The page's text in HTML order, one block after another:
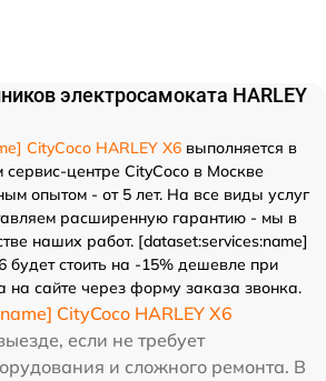
электросамоката HARLEY
CityCoco HARLEY X6 выполняется в
центре CityCoco в Москве
опытом - от 5 лет. На все виды услуг
расширенную гарантию - мы в
наших работ. [dataset:services:name]
будет стоить на -15% дешевле при
на сайте через форму заказа звонка.
CityCoco HARLEY X6
если не требует
и сложного ремонта. В